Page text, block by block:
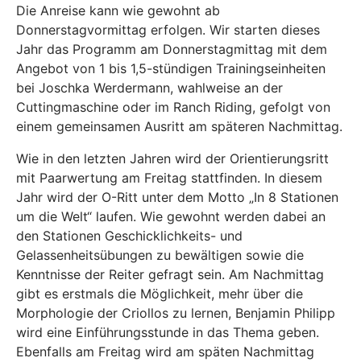
Die Anreise kann wie gewohnt ab
Donnerstagvormittag erfolgen. Wir starten dieses
Jahr das Programm am Donnerstagmittag mit dem
Angebot von 1 bis 1,5-stündigen Trainingseinheiten
bei Joschka Werdermann, wahlweise an der
Cuttingmaschine oder im Ranch Riding, gefolgt von
einem gemeinsamen Ausritt am späteren Nachmittag.
Wie in den letzten Jahren wird der Orientierungsritt
mit Paarwertung am Freitag stattfinden. In diesem
Jahr wird der O-Ritt unter dem Motto „In 8 Stationen
um die Welt“ laufen. Wie gewohnt werden dabei an
den Stationen Geschicklichkeits- und
Gelassenheitsübungen zu bewältigen sowie die
Kenntnisse der Reiter gefragt sein. Am Nachmittag
gibt es erstmals die Möglichkeit, mehr über die
Morphologie der Criollos zu lernen, Benjamin Philipp
wird eine Einführungsstunde in das Thema geben.
Ebenfalls am Freitag wird am späten Nachmittag